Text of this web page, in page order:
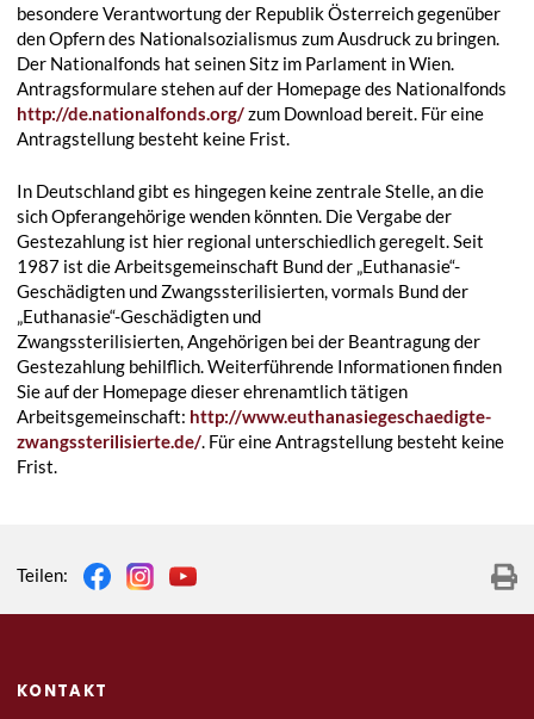
besondere Verantwortung der Republik Österreich gegenüber
den Opfern des Nationalsozialismus zum Ausdruck zu bringen.
Der Nationalfonds hat seinen Sitz im Parlament in Wien.
Antragsformulare stehen auf der Homepage des Nationalfonds
http://de.nationalfonds.org/zum Download bereit. Für eine
Antragstellung besteht keine Frist.
In Deutschland gibt es hingegen keine zentrale Stelle, an die
sich Opferangehörige wenden könnten. Die Vergabe der
Gestezahlung ist hier regional unterschiedlich geregelt. Seit
1987 ist die Arbeitsgemeinschaft Bund der „Euthanasie“-
Geschädigten und Zwangssterilisierten, vormals Bund der
„Euthanasie“-Geschädigten und
Zwangssterilisierten, Angehörigen bei der Beantragung der
Gestezahlung behilflich. Weiterführende Informationen finden
Sie auf der Homepage dieser ehrenamtlich tätigen
Arbeitsgemeinschaft: http://www.euthanasiegeschaedigte-
zwangssterilisierte.de/. Für eine Antragstellung besteht keine
Frist.
Teilen:
KONTAKT